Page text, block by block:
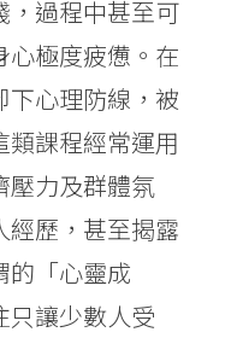
，過程中甚至可
心極度疲憊。在
下心理防線，被
類課程經常運用
壓力及群體氛
經歷，甚至揭露
的「心靈成
只讓少數人受